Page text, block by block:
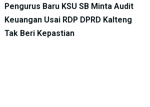
Pengurus Baru KSU SB Minta Audit
Keuangan Usai RDP DPRD Kalteng
Tak Beri Kepastian